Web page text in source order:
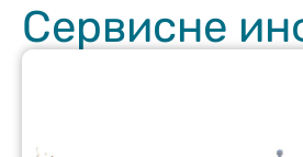
Сервисне